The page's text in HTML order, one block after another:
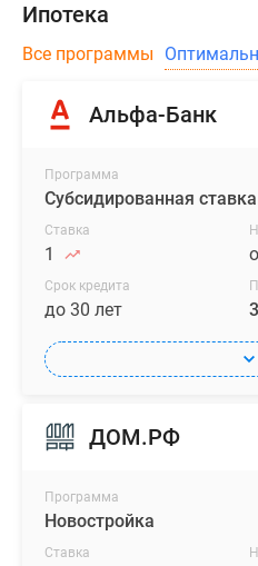
Ипотека
Все программы
Альфа-Банк
Программа
Субсидированная
Ставка
1
Срок кредита
до 30 лет
ДОМ.РФ
Программа
Новостройка
Ставка